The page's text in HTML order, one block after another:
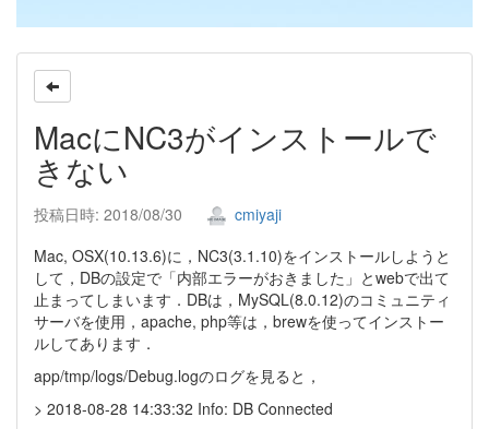
MacにNC3がインストールで
きない
投稿日時: 2018/08/30
cmiyaji
Mac, OSX(10.13.6)に，NC3(3.1.10)をインストールしようと
して，DBの設定で「内部エラーがおきました」とwebで出て
止まってしまいます．DBは，MySQL(8.0.12)のコミュニティ
サーバを使用，apache, php等は，brewを使ってインストー
ルしてあります．
app/tmp/logs/Debug.logのログを見ると，
> 2018-08-28 14:33:32 Info: DB Connected